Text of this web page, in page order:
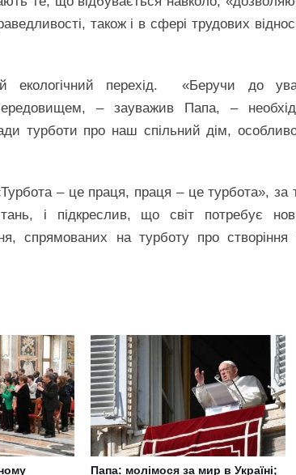
також і в сфері трудових
перехід. «Беручи до
– зауважив Папа, –
турботи про наш спільний дім,
– це праця, праця – це турбота», за
і підкреслив, що світ потребує
спрямованих на турботу про створіння
Папа: молімося за мир в Україні;